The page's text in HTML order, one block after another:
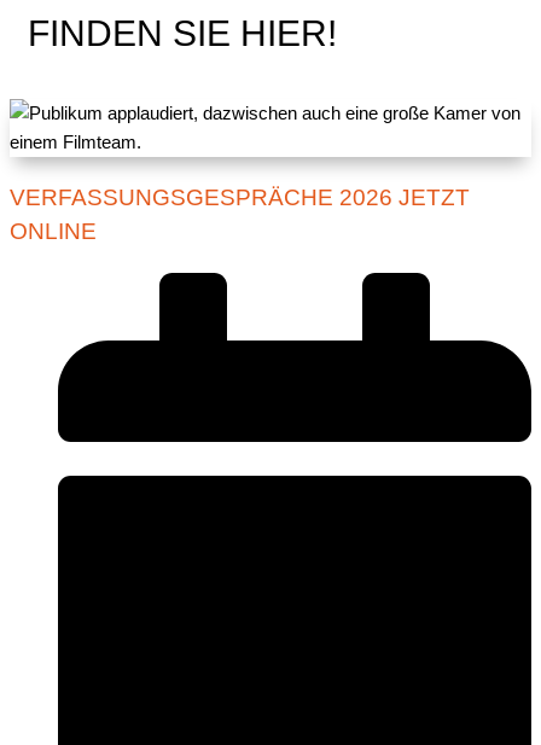
FINDEN SIE HIER!
VERFASSUNGSGESPRÄCHE 2026 JETZT
ONLINE